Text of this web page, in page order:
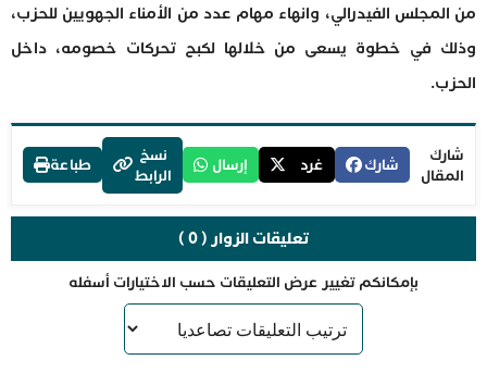
من المجلس الفيدرالي، وانهاء مهام عدد من الأمناء الجهويين للحزب،
وذلك في خطوة يسعى من خلالها لكبح تحركات خصومه، داخل
الحزب.
شارك
المقال
شارك غرد إرسال
نسخ
الرابط
طباعة
تعليقات الزوار ( 0 )
بإمكانكم تغيير عرض التعليقات حسب الاختيارات أسفله